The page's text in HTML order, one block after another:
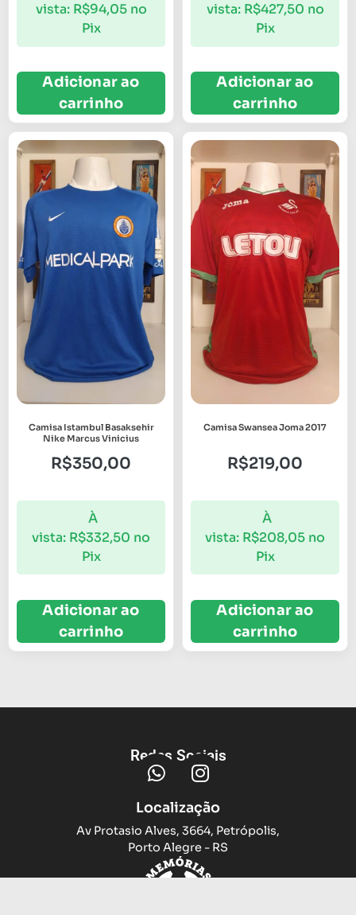
vista: R$94,05 no
Pix
Adicionar ao
carrinho
vista: R$427,50 no
Pix
Adicionar ao
carrinho
Camisa Istambul Basaksehir
Nike Marcus Vinicius
R$350,00
À
vista: R$332,50 no
Pix
Adicionar ao
carrinho
Camisa Swansea Joma 2017
R$219,00
À
vista: R$208,05 no
Pix
Adicionar ao
carrinho
Redes Sociais
Localização
Av Protasio Alves, 3664, Petrópolis,
Porto Alegre - RS